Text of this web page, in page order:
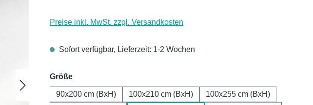
Preise inkl. MwSt. zzgl. Versandkosten
Sofort verfügbar, Lieferzeit: 1-2 Wochen
Größeauswählen
90x200 cm (BxH) 100x210 cm (BxH)
100x255 cm (BxH)